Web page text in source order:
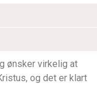
ønsker virkelig at
og det er klart